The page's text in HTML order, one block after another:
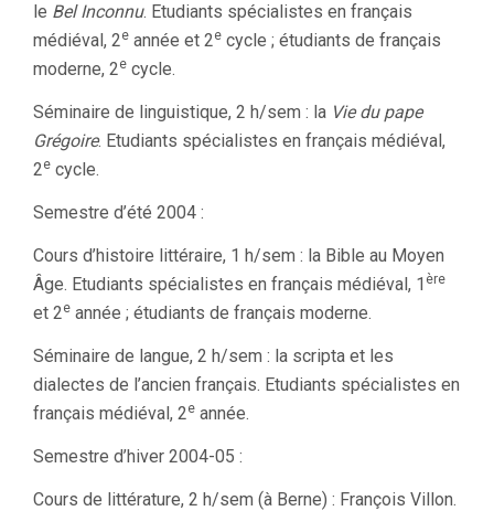
le Bel Inconnu. Etudiants spécialistes en français
médiéval, 2e année et 2e cycle ; étudiants de français
moderne, 2e cycle.
Séminaire de linguistique, 2 h/sem : la Vie du pape
Grégoire. Etudiants spécialistes en français médiéval,
2e cycle.
Semestre d’été 2004 :
Cours d’histoire littéraire, 1 h/sem : la Bible au Moyen
Âge. Etudiants spécialistes en français médiéval, 1 ère
et 2e année ; étudiants de français moderne.
Séminaire de langue, 2 h/sem : la scripta et les
dialectes de l’ancien français. Etudiants spécialistes en
français médiéval, 2e année.
Semestre d’hiver 2004-05 :
Cours de littérature, 2 h/sem (à Berne) : François Villon.